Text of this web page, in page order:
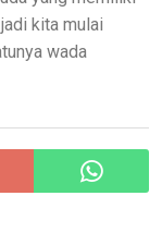
kita mulai
wada